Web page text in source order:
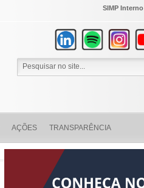
SIMP Interno
AÇÕES TRANSPARÊNCIA